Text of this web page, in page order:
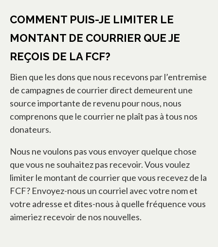
COMMENT PUIS-JE LIMITER LE
MONTANT DE COURRIER QUE JE
REÇOIS DE LA FCF?
Bien que les dons que nous recevons par l’entremise
de campagnes de courrier direct demeurent une
source importante de revenu pour nous, nous
comprenons que le courrier ne plaît pas à tous nos
donateurs.
Nous ne voulons pas vous envoyer quelque chose
que vous ne souhaitez pas recevoir. Vous voulez
limiter le montant de courrier que vous recevez de la
FCF? Envoyez-nous un courriel avec votre nom et
votre adresse et dites-nous à quelle fréquence vous
aimeriez recevoir de nos nouvelles.